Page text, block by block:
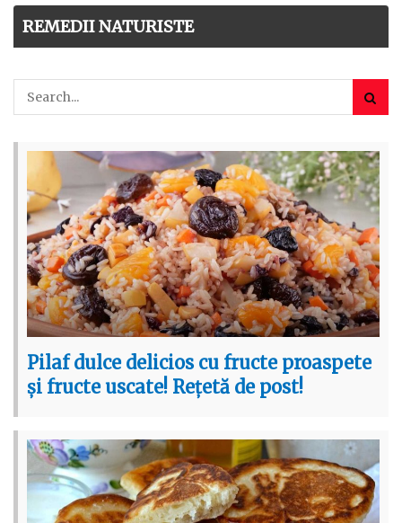
REMEDII NATURISTE
Pilaf dulce delicios cu fructe proaspete
și fructe uscate! Rețetă de post!